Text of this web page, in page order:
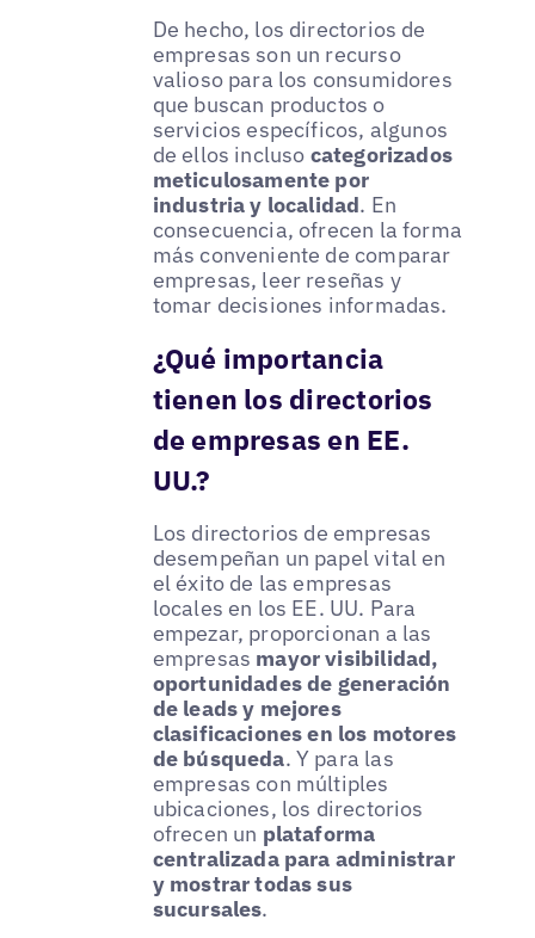
De hecho, los directorios de
empresas son un recurso
valioso para los consumidores
que buscan productos o
servicios específicos, algunos
de ellos incluso categorizados
meticulosamente por
industria y localidad. En
consecuencia, ofrecen la forma
más conveniente de comparar
empresas, leer reseñas y
tomar decisiones informadas.
¿Qué importancia
tienen los directorios
de empresas en EE.
UU.?
Los directorios de empresas
desempeñan un papel vital en
el éxito de las empresas
locales en los EE. UU. Para
empezar, proporcionan a las
empresas mayor visibilidad,
oportunidades de generación
de leads y mejores
clasificaciones en los motores
de búsqueda. Y para las
empresas con múltiples
ubicaciones, los directorios
ofrecen un plataforma
centralizada para administrar
y mostrar todas sus
sucursales.